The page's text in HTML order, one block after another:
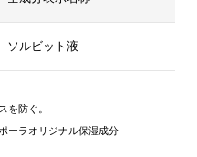
ソルビット液
を防ぐ。
ーラオリジナル保湿成分